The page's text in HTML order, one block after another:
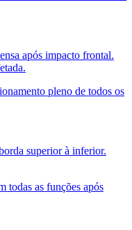
após impacto frontal.
pleno de todos os
superior à inferior.
todas as funções após